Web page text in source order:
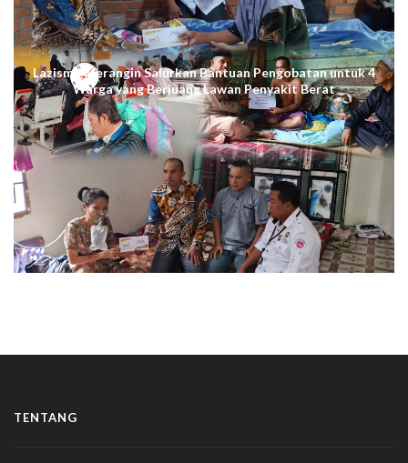
Lazismu Merangin Salurkan Bantuan Pengobatan untuk 4
Warga yang Berjuang Lawan Penyakit Berat
TENTANG